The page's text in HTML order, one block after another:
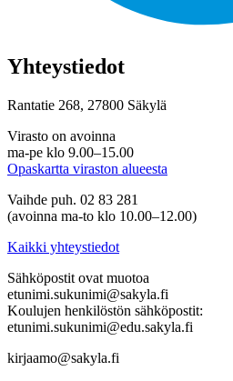
Yhteystiedot
Rantatie 268, 27800 Säkylä
Virasto on avoinna
ma-pe klo 9.00–15.00
Opaskartta viraston alueesta
Vaihde puh. 02 83 281
(avoinna ma-to klo 10.00–12.00)
Kaikki yhteystiedot
Sähköpostit ovat muotoa
etunimi.sukunimi@sakyla.fi
Koulujen henkilöstön sähköpostit:
etunimi.sukunimi@edu.sakyla.fi
kirjaamo@sakyla.fi